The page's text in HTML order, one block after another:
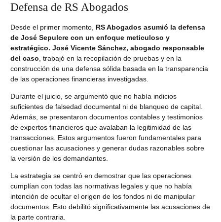
Defensa de RS Abogados
Desde el primer momento, RS Abogados asumió la defensa
de José Sepulcre con un enfoque meticuloso y
estratégico. José Vicente Sánchez, abogado responsable
del caso, trabajó en la recopilación de pruebas y en la
construcción de una defensa sólida basada en la transparencia
de las operaciones financieras investigadas.
Durante el juicio, se argumentó que no había indicios
suficientes de falsedad documental ni de blanqueo de capital.
Además, se presentaron documentos contables y testimonios
de expertos financieros que avalaban la legitimidad de las
transacciones. Estos argumentos fueron fundamentales para
cuestionar las acusaciones y generar dudas razonables sobre
la versión de los demandantes.
La estrategia se centró en demostrar que las operaciones
cumplían con todas las normativas legales y que no había
intención de ocultar el origen de los fondos ni de manipular
documentos. Esto debilitó significativamente las acusaciones de
la parte contraria.